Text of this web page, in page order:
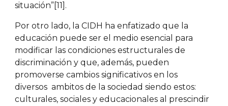
situación”[11].
Por otro lado, la CIDH ha enfatizado que la
educación puede ser el medio esencial para
modificar las condiciones estructurales de
discriminación y que, además, pueden
promoverse cambios significativos en los
diversos ambitos de la sociedad siendo estos:
culturales, sociales y educacionales al prescindir